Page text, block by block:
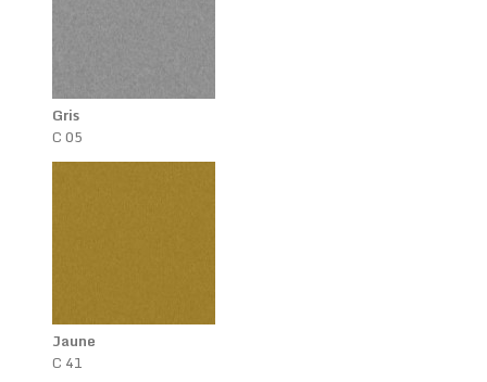
Gris
C 05
Jaune
C 41